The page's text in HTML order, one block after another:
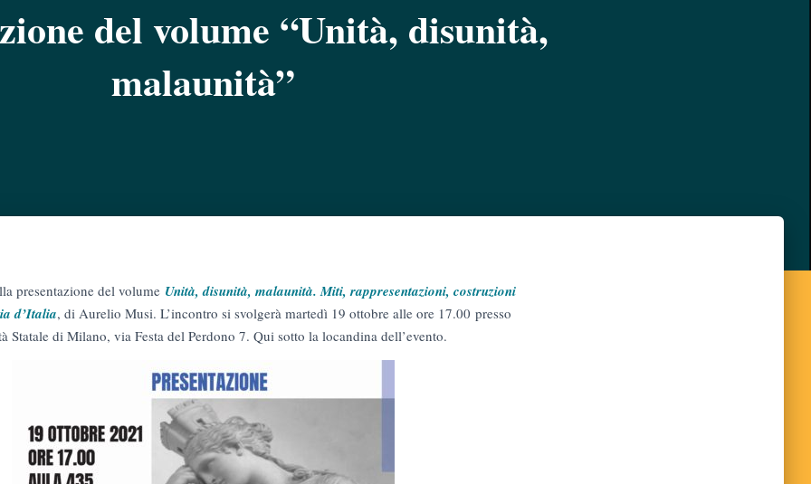
del volume “Unità, disunità,
malaunità”
presentazione del volume Unità, disunità, malaunità.Miti, rappresentazioni, costruzioni
d’Italia, di Aurelio Musi. L’incontro si svolgerà martedì 19 ottobre alle ore 17.00 presso
Statale di Milano, via Festa del Perdono 7. Qui sotto la locandina dell’evento.